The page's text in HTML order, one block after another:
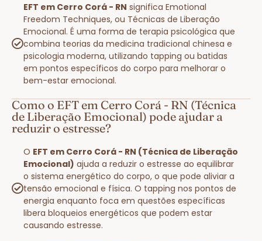
EFT em Cerro Corá - RN significa Emotional
Freedom Techniques, ou Técnicas de Liberação
Emocional. É uma forma de terapia psicológica que
combina teorias da medicina tradicional chinesa e
psicologia moderna, utilizando tapping ou batidas
em pontos específicos do corpo para melhorar o
bem-estar emocional.
Como o EFT em Cerro Corá - RN (Técnica
de Liberação Emocional) pode ajudar a
reduzir o estresse?
O EFT em Cerro Corá - RN (Técnica de Liberação
Emocional) ajuda a reduzir o estresse ao equilibrar
o sistema energético do corpo, o que pode aliviar a
tensão emocional e física. O tapping nos pontos de
energia enquanto foca em questões específicas
libera bloqueios energéticos que podem estar
causando estresse.